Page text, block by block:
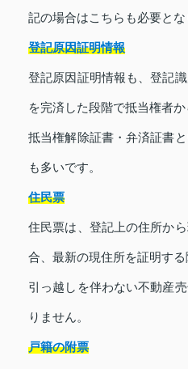
記の場合はこちらも必要とな
登記原因証明情報
登記原因証明情報も、登記
を完済した段階で抵当権者か
抵当権解除証書・弁済証書
も多いです。
住民票
住民票は、登記上の住所か
合、最新の現住所を証明する
引っ越しを伴わない不動産
りません。
戸籍の附票